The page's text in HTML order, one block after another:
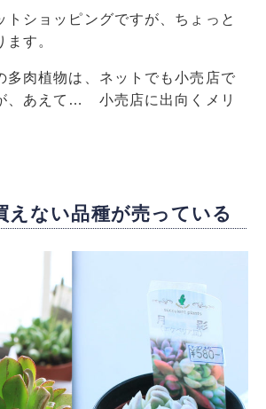
トショッピングですが、ちょっと
す。
多肉植物は、ネットでも小売店で
、あえて… 小売店に出向くメリ
えない品種が売っている